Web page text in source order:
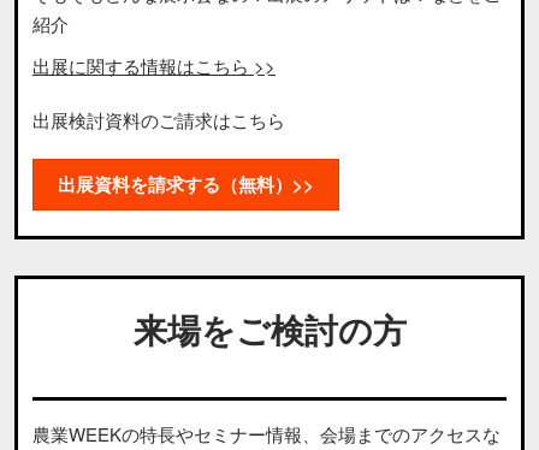
紹介
出展に関する情報はこちら >>
出展検討資料のご請求はこちら
出展資料を請求する（無料）>>
来場をご検討の方
農業WEEKの特長やセミナー情報、会場までのアクセスな